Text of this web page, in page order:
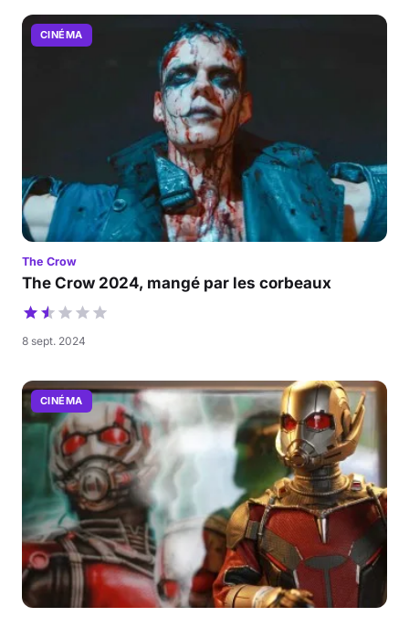
CINÉMA
The Crow
The Crow 2024, mangé par les corbeaux
8 sept. 2024
CINÉMA